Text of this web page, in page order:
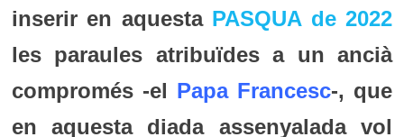
inserir en aquesta PASQUA de 2022
les paraules atribuïdes a un ancià
compromés -el Papa Francesc-, que
en aquesta diada assenyalada vol